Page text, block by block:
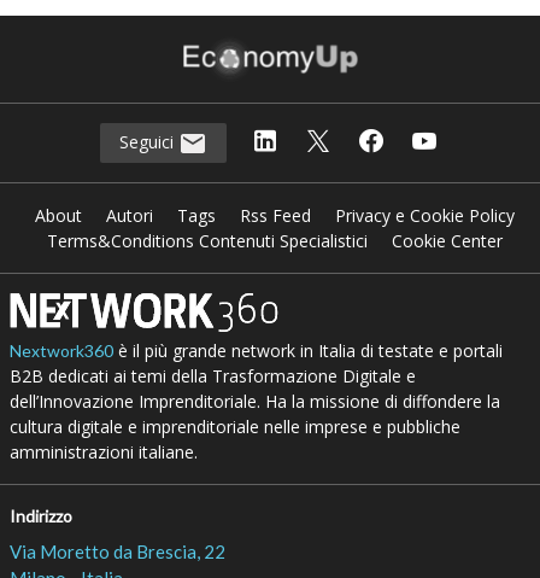
Seguici
About Autori Tags Rss Feed
Privacy e Cookie Policy
Terms&Conditions Contenuti Specialistici
Cookie Center
Nextwork360è il più grande network in Italia di testate e portali
B2B dedicati ai temi della Trasformazione Digitale e
dell’Innovazione Imprenditoriale. Ha la missione di diffondere la
cultura digitale e imprenditoriale nelle imprese e pubbliche
amministrazioni italiane.
Indirizzo
Via Moretto da Brescia, 22